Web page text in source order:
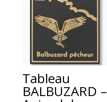
Tableau
BALBUZARD –